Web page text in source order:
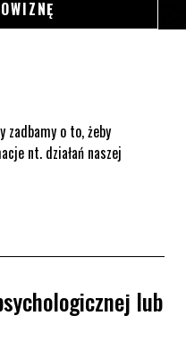
zadbamy o to, żeby
nt. działań naszej
lub